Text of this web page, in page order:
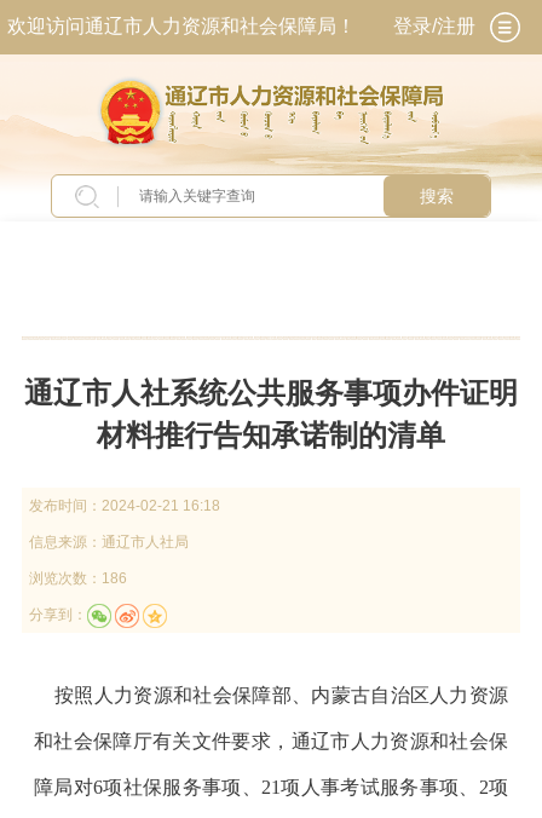
欢迎访问通辽市人力资源和社会保障局！ 登录/注册
搜索
通辽市人社系统公共服务事项办件证明
材料推行告知承诺制的清单
发布时间： 2024-02-21 16:18
信息来源： 通辽市人社局
浏览次数：186
分享到：
按照人力资源和社会保障部、内蒙古自治区人力资源
和社会保障厅有关文件要求，通辽市人力资源和社会保
障局对6项社保服务事项、21项人事考试服务事项、2项